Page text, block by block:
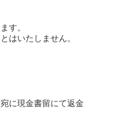
す。
はいたしません。
に現金書留にて返金